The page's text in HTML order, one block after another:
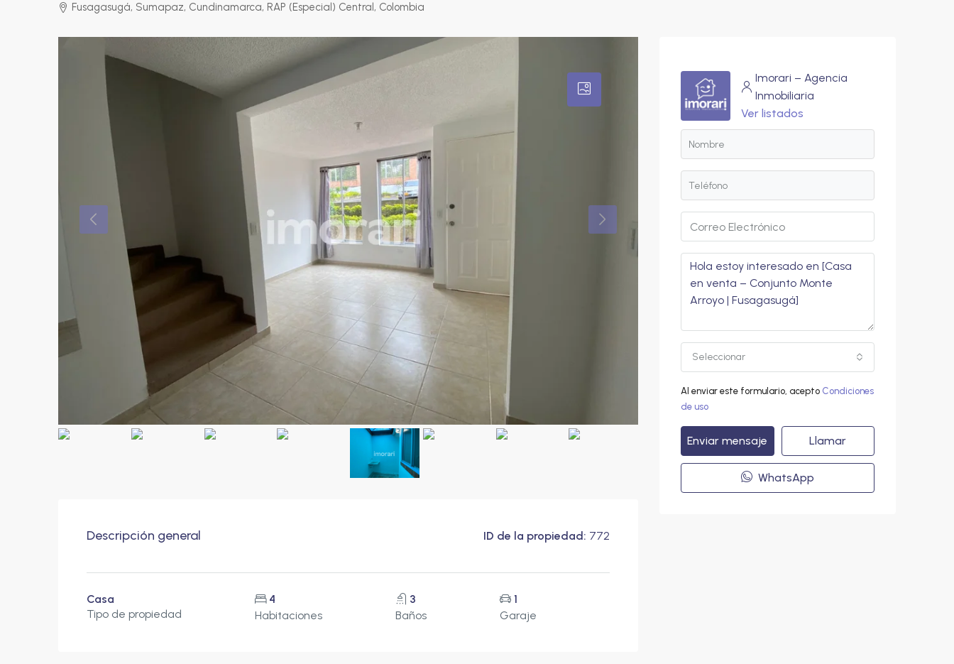
Fusagasugá, Sumapaz, Cundinamarca, RAP (Especial) Central, Colombia
Descripción general ID de la propiedad: 772
Casa
Tipo de propiedad
4
Habitaciones
3
Baños
1
Garaje
Imorari – Agencia
Inmobiliaria
Ver listados
Seleccionar
Al enviar este formulario, acepto Condiciones
de uso
Enviar mensaje Llamar
WhatsApp